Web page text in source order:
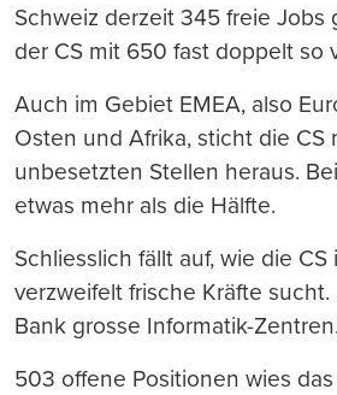
Schweiz derzeit 345 freie Jobs
der CS mit 650 fast doppelt so
Auch im Gebiet EMEA, also
Osten und Afrika, sticht die CS
unbesetzten Stellen heraus.
etwas mehr als die Hälfte.
Schliesslich fällt auf, wie die CS
verzweifelt frische Kräfte
Bank grosse Informatik-Zentren.
503 offene Positionen wies